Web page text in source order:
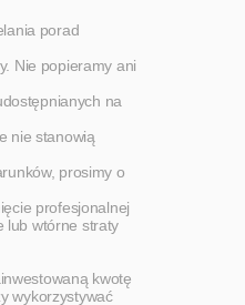
porad
Nie popieramy ani
na
nie stanowią
prosimy o
profesjonalnej
lub wtórne straty
kwotę
wykorzystywać